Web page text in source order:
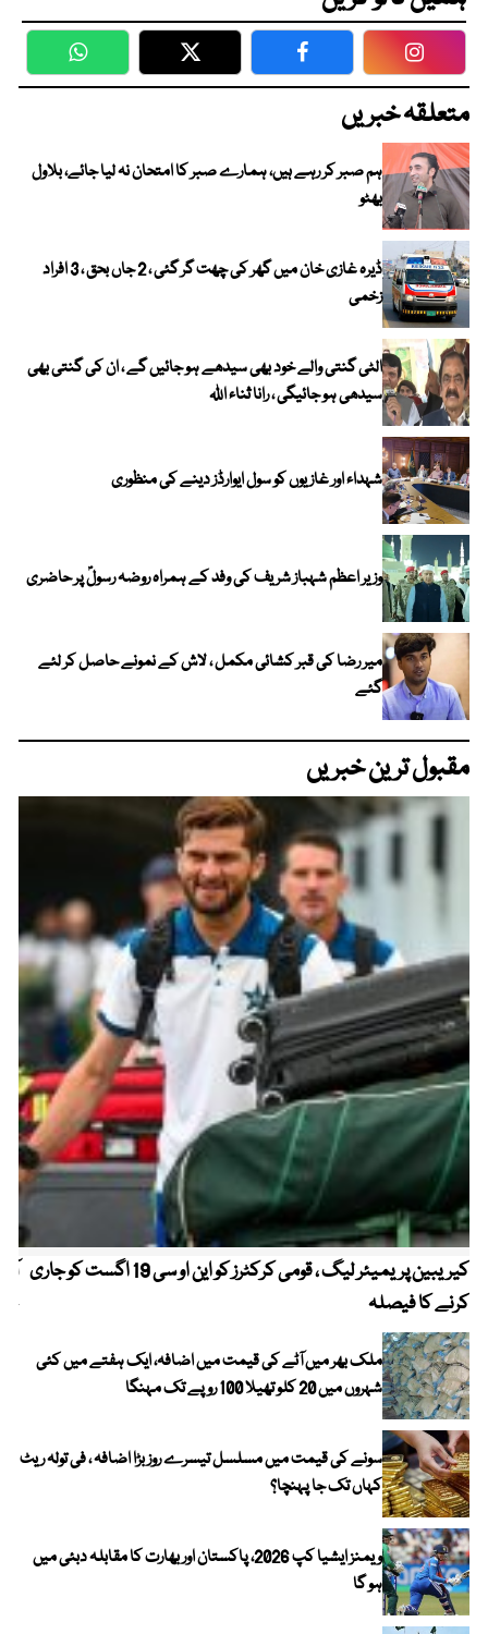
WhatsApp Twitter Facebook
متعلقہ خبریں
ہم صبر کر رہے ہیں، ہمارے صبر کا امتحان نہ لیا جائے، بلاول
بھٹو
ڈیرہ غازی خان میں گھر کی چھت گر گئی ، 2 جاں بحق ، 3 افراد
زخمی
الٹی گنتی والے خود بھی سیدھے ہو جائیں گے ، ان کی گنتی بھی
سیدھی ہو جائیگی ، رانا ثناء اللہ
شہداء اور غازیوں کو سول ایوارڈز دینے کی منظوری
وزیر اعظم شہباز شریف کی وفد کے ہمراہ روضہ رسولؐ پر حاضری
میر رضا کی قبر کشائی مکمل ، لاش کے نمونے حاصل کر لئے
گئے
مقبول ترین خبریں
کیریبین پریمیئر لیگ ، قومی کرکٹرز کو این او سی 19 اگست کو جاری
کرنے کا فیصلہ
ملک بھر میں آٹے کی قیمت میں اضافہ، ایک ہفتے میں کئی
شہروں میں 20 کلو تھیلا 100 روپے تک مہنگا
سونے کی قیمت میں مسلسل تیسرے روز بڑا اضافہ ، فی تولہ ریٹ
کہاں تک جا پہنچا؟
ویمنز ایشیا کپ 2026، پاکستان اور بھارت کا مقابلہ دبئی میں
ہو گا